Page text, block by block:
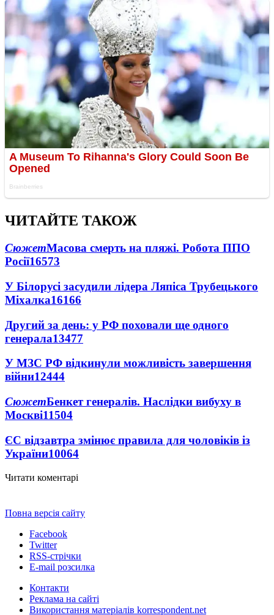
ЧИТАЙТЕ ТАКОЖ
СюжетМасова смерть на пляжі. Робота ППО
Росії16573
У Білорусі засудили лідера Ляпіса Трубецького
Міхалка16166
Другий за день: у РФ поховали ще одного
генерала13477
У МЗС РФ відкинули можливість завершення
війни12444
СюжетБенкет генералів. Наслідки вибуху в
Москві11504
ЄС відзавтра змінює правила для чоловіків із
України10064
Читати коментарі
Повна версія сайту
Facebook
Twitter
RSS-стрічки
E-mail розсилка
Контакти
Реклама на сайті
Використання матеріалів korrespondent.net